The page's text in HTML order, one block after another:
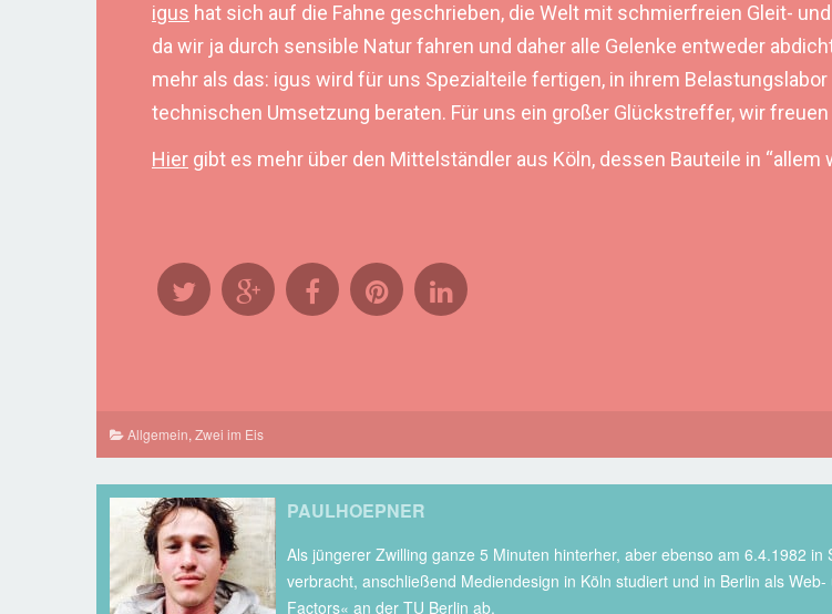
igus hat sich auf die Fahne geschrieben, die Welt mit schmierfreien Gleit-
da wir ja durch sensible Natur fahren und daher alle Gelenke entweder
mehr als das: igus wird für uns Spezialteile fertigen, in ihrem
technischen Umsetzung beraten. Für uns ein großer Glückstreffer, wir
Hier gibt es mehr über den Mittelständler aus Köln, dessen Bauteile in “allem
Allgemein, Zwei im Eis
PAULHOEPNER
Als jüngerer Zwilling ganze 5 Minuten hinterher, aber ebenso am 6.4.1982
verbracht, anschließend Mediendesign in Köln studiert und in Berlin als
Factors« an der TU Berlin ab.